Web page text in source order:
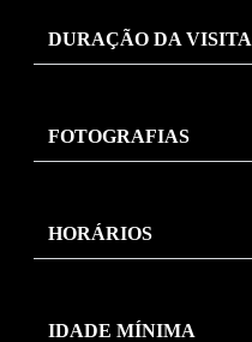
DURAÇÃO DA VISITA
FOTOGRAFIAS
HORÁRIOS
IDADE MÍNIMA